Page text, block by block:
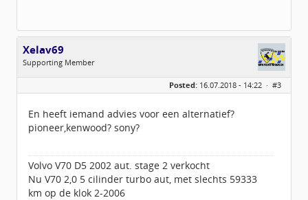
Xelav69
Supporting Member
Geslacht:
Leeftijd:
57
Geregistreerd:07 / 2018
Posted: 16.07.2018 - 14:22 · #3
En heeft iemand advies voor een alternatief?
pioneer,kenwood? sony?
Volvo V70 D5 2002 aut. stage 2 verkocht
Nu V70 2,0 5 cilinder turbo aut, met slechts 59333
km op de klok 2-2006